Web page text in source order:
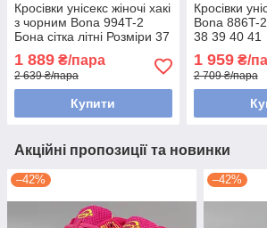
Кросівки унісекс жіночі хакі
з чорним Bona 994T-2
Бона сітка літні Розміри 37
1 889 ₴/пара
2 639 ₴/пара
Купити
Кросівки
Bona 886T-
38 39 40 41
1 959₴/
2 709 ₴/пара
Акційні пропозиції та новинки
–42% –42%